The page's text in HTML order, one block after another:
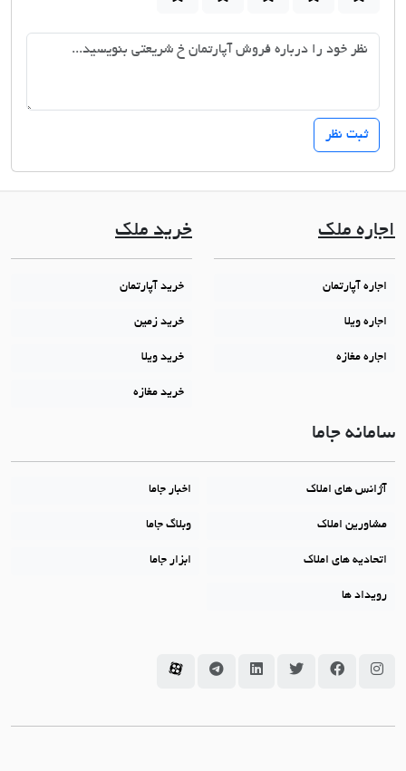
اجاره ملک
اجاره آپارتمان
اجاره ویلا
اجاره مغازه
خرید ملک
خرید آپارتمان
خرید زمین
خرید ویلا
خرید مغازه
سامانه جاما
آژانس های املاک اخبار جاما
مشاورین املاک وبلاگ جاما
اتحادیه های املاک ابزار جاما
رویداد ها
سامانه جاما در اینستاگرام
سامانه جاما در فیسبوک
سامانه جاما در توئیتر
سامانه جاما در لینکداین
سامانه جاما در تلگرام
سامانه جاما در آپارات